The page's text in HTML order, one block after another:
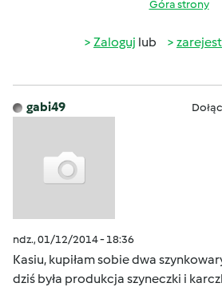
Góra strony
Zaloguj lub
gabi49
ndz., 01/12/2014 - 18:36
Kasiu, kupiłam sobie dwa
dziś była produkcja szyneczki i